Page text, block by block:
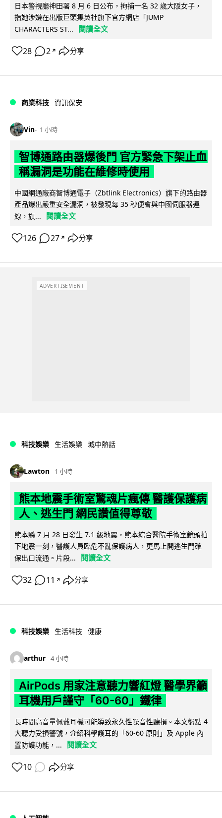
日本警視廳神田署 8 月 6 日公布，拘捕一名 32 歲大阪女子，
指她涉嫌在出版巨頭集英社旗下官方網店「JUMP
CHARACTERS ST...
閱讀全文
28 2 ↗ 分享
商業科技 資訊保安
Vin 1 小時
智博通路由器爆後門 官方緊急下架止血
稱漏洞是功能在維修時使用
中國網通廠商智博通電子（Zbtlink Electronics）旗下的路由器
產品爆出嚴重安全漏洞，被發現每 35 秒便會與中國伺服器連
線，旗...
閱讀全文
126 27 ↗ 分享
ADVERTISEMENT
科技娛樂 生活娛樂 城中熱話
Lawton 1 小時
熊本地震手術室驚魂片瘋傳 醫護保護病
人、逃生門 網民讚值得尊敬
熊本縣 7 月 28 日發生 7.1 級地震，熊本綜合醫院手術室鏡頭拍
下地震一刻，醫護人員臨危不亂保護病人，更馬上開逃生門確
保出口流通。片段...
閱讀全文
32 11 ↗ 分享
科技娛樂 生活科技 健康
arthur 4 小時
AirPods 用家注意聽力響紅燈 醫學界籲
耳機用戶謹守「60-60」鐵律
長時間高音量佩戴耳機可能導致永久性噪音性聽損。本文盤點 4
大聽力受損警號，介紹科學護耳的「60-60 原則」及 Apple 內
置防護功能，...
閱讀全文
10 分享